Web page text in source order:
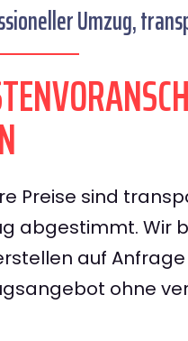
Umzug,
Preise sind
abgestimmt. Wir
auf
ohne